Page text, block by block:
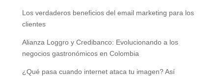
Los verdaderos beneficios del email marketing para los
clientes
Alianza Loggro y Credibanco: Evolucionando a los
negocios gastronómicos en Colombia
¿Qué pasa cuando internet ataca tu imagen? Así